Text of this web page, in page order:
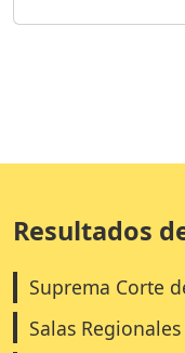
Resultados
Suprema Corte
Salas Regionales